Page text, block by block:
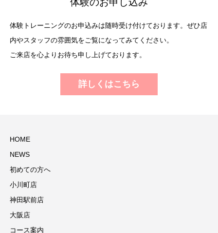
体験トレーニングのお申込みは随時受け付けております。ぜひ店
内やスタッフの雰囲気をご覧になってみてください。
ご来店を心よりお待ち申し上げております。
詳しくはこちら
HOME
NEWS
初めての方へ
小川町店
神田駅前店
大阪店
コース案内